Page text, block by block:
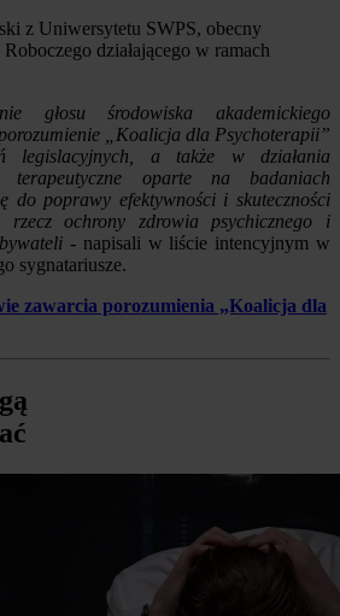
z Uniwersytetu SWPS, obecny
działającego w ramach
głosu środowiska akademickiego
„Koalicja dla Psychoterapii”
legislacyjnych, a także w działania
terapeutyczne oparte na badaniach
do poprawy efektywności i skuteczności
rzecz ochrony zdrowia psychicznego i
- napisali w liście intencyjnym w
sygnatariusze.
zawarcia porozumienia „Koalicja dla